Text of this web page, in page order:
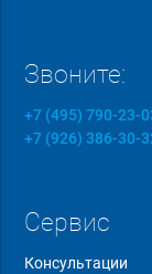
Звоните:
+7 (495) 790-23-
+7 (926) 386-30-
Сервис
Консультации